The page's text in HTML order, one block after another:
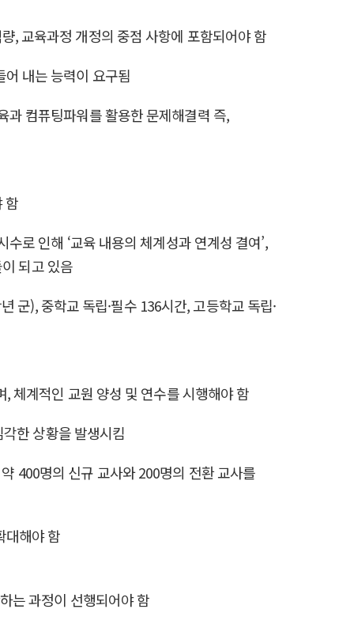
, 교육과정 개정의 중점 사항에 포함되어야 함
내는 능력이 요구됨
과 컴퓨팅파워를 활용한 문제해결력 즉,
함
로 인해 ‘교육 내용의 체계성과 연계성 결여’,
되고 있음
군), 중학교 독립·필수 136시간, 고등학교 독립·
체계적인 교원 양성 및 연수를 시행해야 함
한 상황을 발생시킴
400명의 신규 교사와 200명의 전환 교사를
대해야 함
는 과정이 선행되어야 함